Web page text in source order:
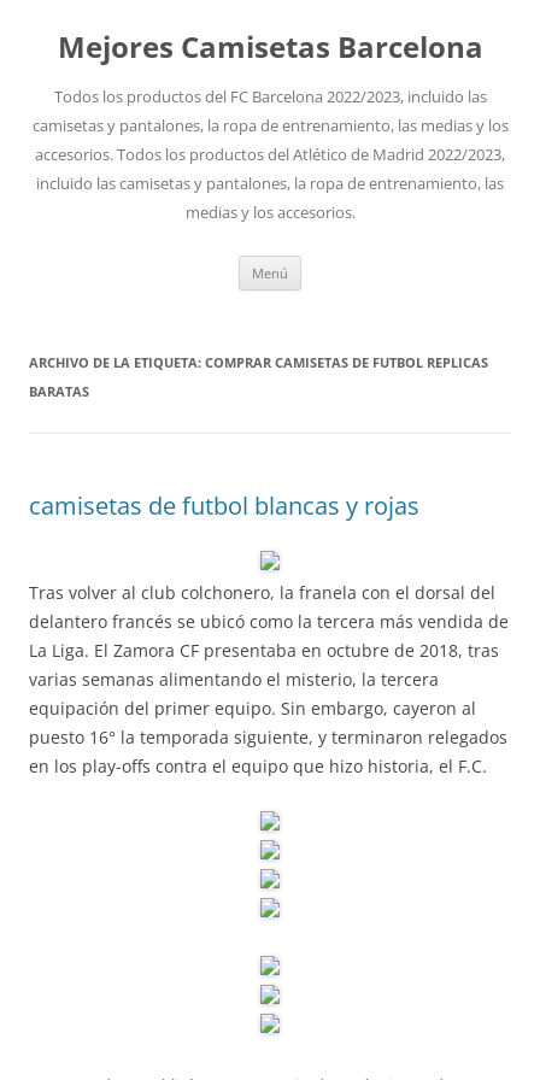
Mejores Camisetas Barcelona
Todos los productos del FC Barcelona 2022/2023, incluido las
camisetas y pantalones, la ropa de entrenamiento, las medias y los
accesorios. Todos los productos del Atlético de Madrid 2022/2023,
incluido las camisetas y pantalones, la ropa de entrenamiento, las
medias y los accesorios.
Menú
ARCHIVO DE LA ETIQUETA: COMPRAR CAMISETAS DE FUTBOL REPLICAS
BARATAS
camisetas de futbol blancas y rojas
Tras volver al club colchonero, la franela con el dorsal del
delantero francés se ubicó como la tercera más vendida de
La Liga. El Zamora CF presentaba en octubre de 2018, tras
varias semanas alimentando el misterio, la tercera
equipación del primer equipo. Sin embargo, cayeron al
puesto 16° la temporada siguiente, y terminaron relegados
en los play-offs contra el equipo que hizo historia, el F.C.